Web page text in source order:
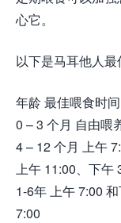
心它。
以下是马耳他人最
年龄 最佳喂食时间
0 – 3 个月 自由喂
4 – 12 个月 上午
上午 11:00、下午
1-6年 上午 7:00
7:00